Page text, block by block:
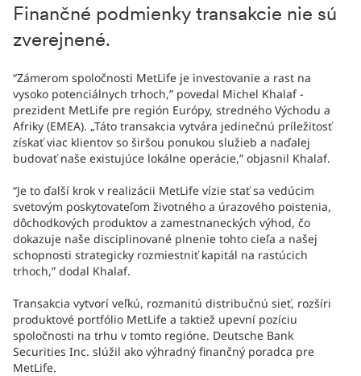
Finančné podmienky transakcie nie sú
zverejnené.
“Zámerom spoločnosti MetLife je investovanie a rast na
vysoko potenciálnych trhoch,” povedal Michel Khalaf -
prezident MetLife pre región Európy, stredného Východu a
Afriky (EMEA). „Táto transakcia vytvára jedinečnú príležitosť
získať viac klientov so širšou ponukou služieb a naďalej
budovať naše existujúce lokálne operácie,” objasnil Khalaf.
“Je to ďalší krok v realizácii MetLife vízie stať sa vedúcim
svetovým poskytovateľom životného a úrazového poistenia,
dôchodkových produktov a zamestnaneckých výhod, čo
dokazuje naše disciplinované plnenie tohto cieľa a našej
schopnosti strategicky rozmiestniť kapitál na rastúcich
trhoch,” dodal Khalaf.
Transakcia vytvorí veľkú, rozmanitú distribučnú sieť, rozšíri
produktové portfólio MetLife a taktiež upevní pozíciu
spoločnosti na trhu v tomto regióne. Deutsche Bank
Securities Inc. slúžil ako výhradný finančný poradca pre
MetLife.